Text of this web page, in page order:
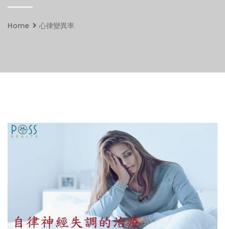
Home 心律變異率